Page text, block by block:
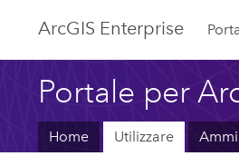
ArcGIS Enterprise
Portale per
Home Utilizzare